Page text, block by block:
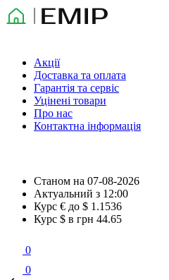
Акції
Доставка та оплата
Гарантія та сервіс
Уцінені товари
Про нас
Контактна інформація
Станом на 07-08-2026
Актуальний з 12:00
Курс € до $ 1.1536
Курс $ в грн 44.65
0
0